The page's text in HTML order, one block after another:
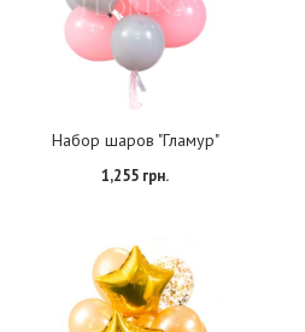
Набор шаров "Гламур"
1,255 грн.